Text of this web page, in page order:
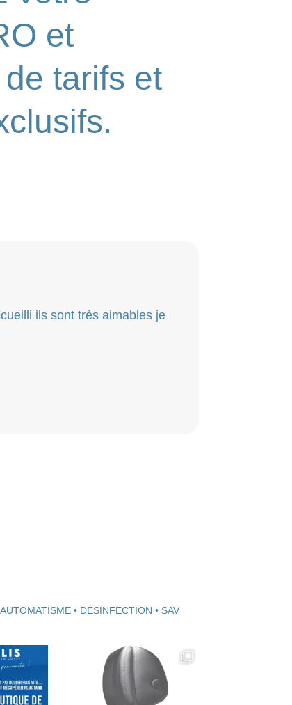
et
tarifs et
ils sont très aimables je
• DÉSINFECTION • SAV